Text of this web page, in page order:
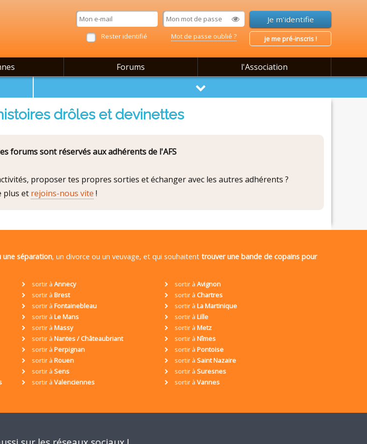
Rester identifié Mot de passe oublié ? je me pré-inscris !
Forums l'Association
drôles et devinettes
forums sont réservés aux adhérents de l'AFS
proposer tes propres sorties et échanger avec les autres adhérents ?
plus et rejoins-nous vite !
une séparation, un divorce ou un veuvage, et qui souhaitent trouver une bande de copains pour
sortir à Annecy sortir à Avignon
sortir à Brest sortir à Chartres
sortir à Fontainebleau sortir à La Martinique
sortir à Le Mans sortir à Lille
sortir à Massy sortir à Metz
sortir à Nantes / Châteaubriant sortir à Nîmes
sortir à Perpignan sortir à Pontoise
sortir à Rouen sortir à Saint Nazaire
sortir à Sens sortir à Suresnes
sortir à Valenciennes sortir à Vannes